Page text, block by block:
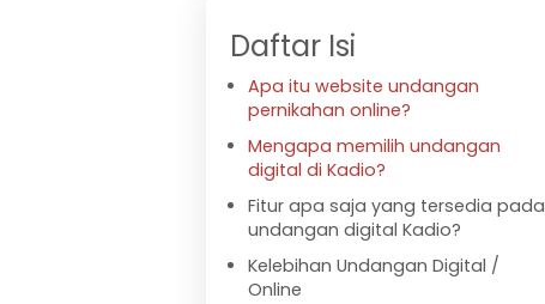
Daftar Isi
Apa itu website undangan
pernikahan online?
Mengapa memilih undangan
digital di Kadio?
Fitur apa saja yang tersedia pada
undangan digital Kadio?
Kelebihan Undangan Digital /
Online